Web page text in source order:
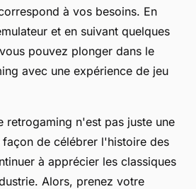
à vos besoins. En
et en suivant quelques
pouvez plonger dans le
avec une expérience de jeu
retrogaming n'est pas juste une
de célébrer l'histoire des
à apprécier les classiques
Alors, prenez votre